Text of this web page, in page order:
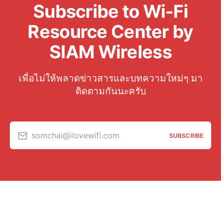
Subscribe to Wi-Fi
Resource Center by
SIAM Wireless
เพื่อไม่ให้พลาดข่าวสารและบทความใหม่ๆ มา
ติดตามกันนะครับ
somchai@ilovewifi.com SUBSCRIBE